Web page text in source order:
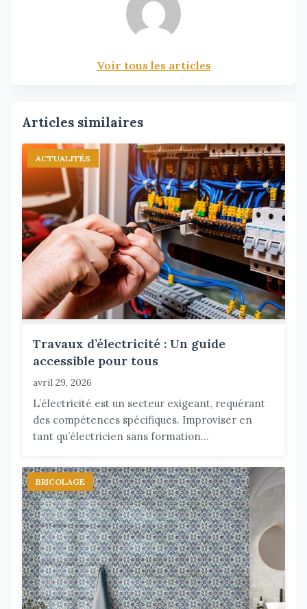
Voir tous les articles
Articles similaires
ACTUALITÉS
Travaux d’électricité : Un guide
accessible pour tous
avril 29, 2026
L’électricité est un secteur exigeant, requérant
des compétences spécifiques. Improviser en
tant qu’électricien sans formation...
BRICOLAGE